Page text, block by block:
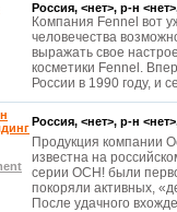
Россия, <нет>, р-н
Компания Fennel вот
человечества
выражать свое
косметики Fennel.
России в 1990 году, и
Россия, <нет>, р-н
Продукция компании
известна на
серии ОСН! были
покоряли активных,
После удачного